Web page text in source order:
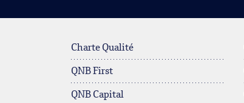
Charte Qualité
QNB First
QNB Capital